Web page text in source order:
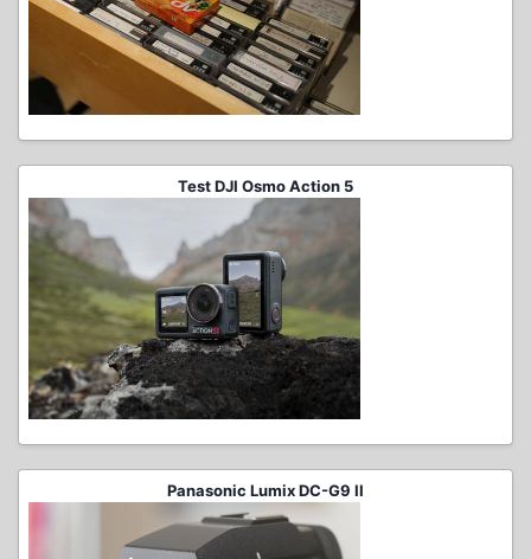
Test DJI Osmo Action 5
Panasonic Lumix DC-G9 II